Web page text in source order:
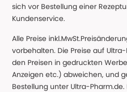
sich vor Bestellung einer
Kundenservice.
Alle Preise
vorbehalten. Die Preise auf
den Preisen in gedruckten
Anzeigen etc.) abweichen, und
Bestellung unter Ultra-